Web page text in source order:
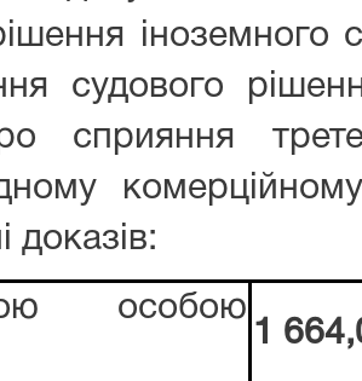
іноземного
судового
сприяння
доказів:
особою
1